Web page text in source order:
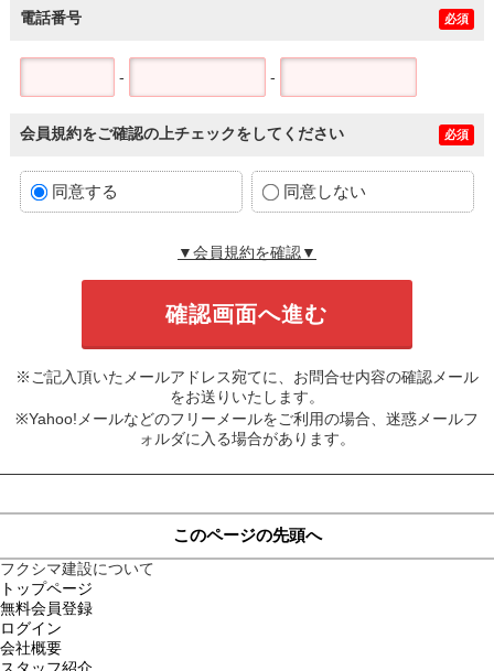
電話番号 必須
- -
会員規約をご確認の上チェックをしてください 必須
同意する 同意しない
▼会員規約を確認▼
※ご記入頂いたメールアドレス宛てに、お問合せ内容の確認メール
をお送りいたします。
※Yahoo!メールなどのフリーメールをご利用の場合、迷惑メールフ
ォルダに入る場合があります。
このページの先頭へ
フクシマ建設について
トップページ
無料会員登録
ログイン
会社概要
スタッフ紹介